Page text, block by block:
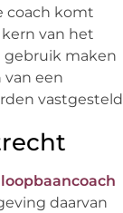
coach komt
van het
gebruik maken
van een
loopbaancoach
daarvan